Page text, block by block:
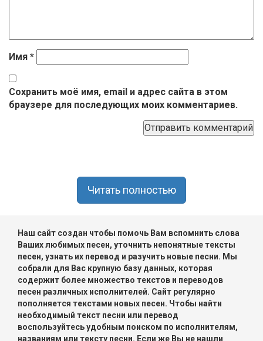
Имя *
Сохранить моё имя, email и адрес сайта в этом
браузере для последующих моих комментариев.
Читать полностью
Наш сайт создан чтобы помочь Вам вспомнить слова
Ваших любимых песен, уточнить непонятные тексты
песен, узнать их перевод и разучить новые песни. Мы
собрали для Вас крупную базу данных, которая
содержит более множество текстов и переводов
песен различных исполнителей. Сайт регулярно
пополняется текстами новых песен. Чтобы найти
необходимый текст песни или перевод
воспользуйтесь удобным поиском по исполнителям,
названиям или тексту песни. Если же Вы не нашли